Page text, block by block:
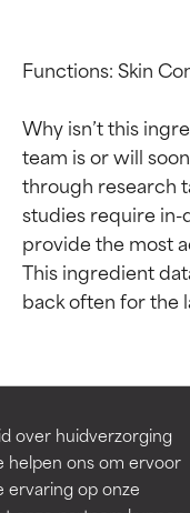
over huidverzorging
helpen ons om ervoor
ervaring op onze
Functions: Skin
Why isn’t this
team is or will
through research
studies require in-
provide the most
This ingredient
voor de
voor de